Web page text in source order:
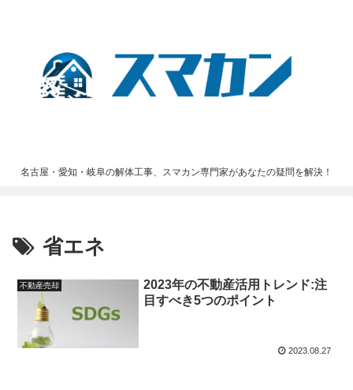
名古屋・愛知・岐阜の解体工事、スマカン専門家があなたの疑問を解決！
省エネ
不動産売却
2023年の不動産活用トレンド:注
目すべき5つのポイント
2023.08.27